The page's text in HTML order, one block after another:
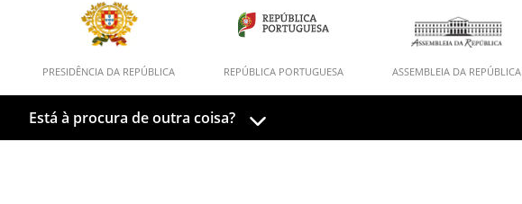
PRESIDÊNCIA DA REPÚBLICA REPÚBLICA PORTUGUESA ASSEMBLEIA DA REPÚBLICA
Está à procura de outra coisa?